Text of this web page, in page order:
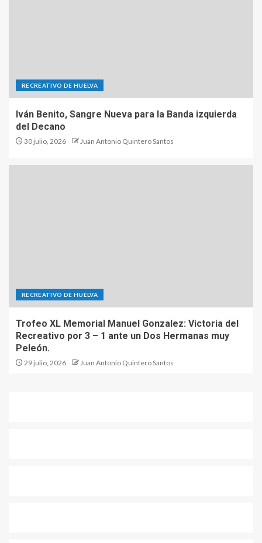
RECREATIVO DE HUELVA
Iván Benito, Sangre Nueva para la Banda izquierda
del Decano
30 julio, 2026 Juan Antonio Quintero Santos
RECREATIVO DE HUELVA
Trofeo XL Memorial Manuel Gonzalez: Victoria del
Recreativo por 3 – 1 ante un Dos Hermanas muy
Peleón.
29 julio, 2026 Juan Antonio Quintero Santos